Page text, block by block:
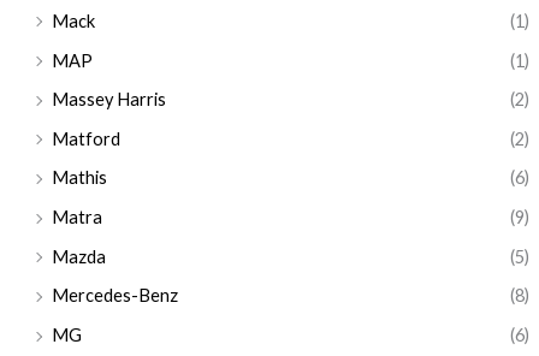
Mack
(1)
MAP
(1)
Massey Harris
(2)
Matford
(2)
Mathis
(6)
Matra
(9)
Mazda
(5)
Mercedes-Benz
(8)
MG
(6)